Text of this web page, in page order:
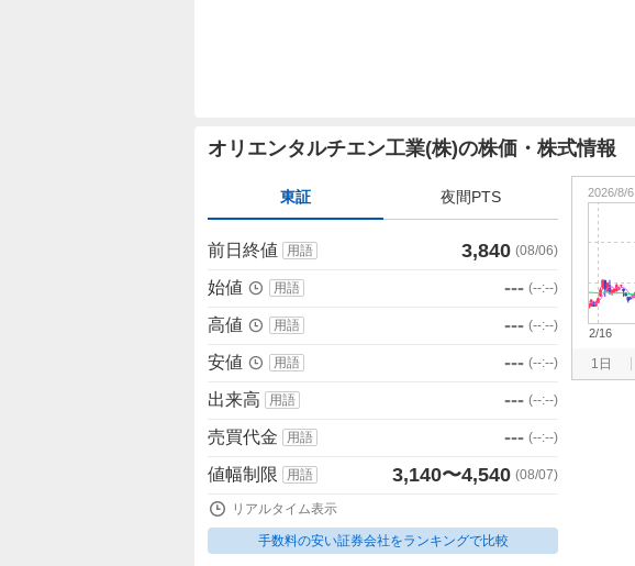
オリエンタルチエン工業(株)の株価・株式情報
価
値
東証 夜間PTS
前日終値 用語 3,840 (08/06)
始値 用語 --- (--:--)
高値 用語 --- (--:--)
安値 用語 --- (--:--)
出来高 用語 --- (--:--)
売買代金 用語 --- (--:--)
値幅制限 用語 3,140〜4,540 (08/07)
リアルタイム表示
手数料の安い証券会社をランキングで比較
1日
2/16
2026/8/6